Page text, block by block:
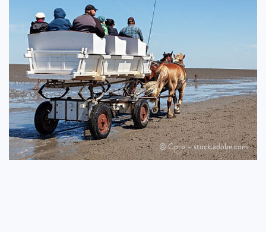
© Cpro – stock.adobe.com